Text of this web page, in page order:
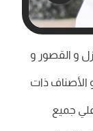
و القصور و
الأصناف ذات
جميع